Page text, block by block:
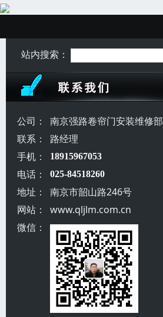
站内搜索：
公司：
南京强路卷帘门安装维修部
联系：
路经理
手机：
18915967053
电话： 025-84518260
地址：
南京市韶山路246号
网站：
www.qljlm.com.cn
微信：